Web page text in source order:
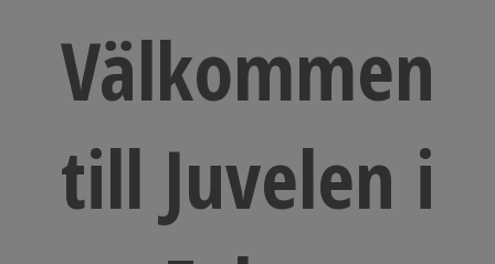
Välkommen
till Juvelen i